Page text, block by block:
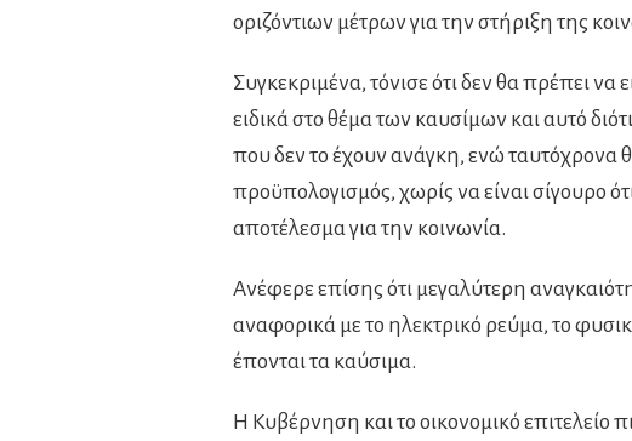
οριζόντιων μέτρων για την στήριξη της
Συγκεκριμένα, τόνισε ότι δεν θα πρέπει να
ειδικά στο θέμα των καυσίμων και αυτό
που δεν το έχουν ανάγκη, ενώ ταυτόχρονα
προϋπολογισμός, χωρίς να είναι σίγουρο
αποτέλεσμα για την κοινωνία.
Ανέφερε επίσης ότι μεγαλύτερη
αναφορικά με το ηλεκτρικό ρεύμα, το
έπονται τα καύσιμα.
Η Κυβέρνηση και το οικονομικό επιτελείο